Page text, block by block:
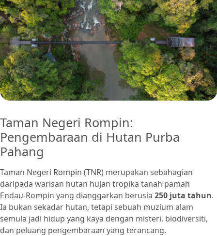
Taman Negeri Rompin:
Pengembaraan di Hutan Purba
Pahang
Taman Negeri Rompin (TNR) merupakan sebahagian
daripada warisan hutan hujan tropika tanah pamah
Endau-Rompin yang dianggarkan berusia 250 juta tahun.
Ia bukan sekadar hutan, tetapi sebuah muzium alam
semula jadi hidup yang kaya dengan misteri, biodiversiti,
dan peluang pengembaraan yang terancang.